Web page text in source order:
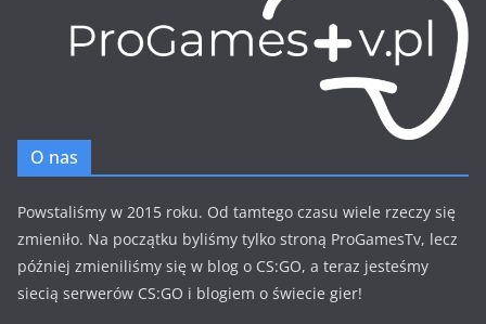
O nas
Powstaliśmy w 2015 roku. Od tamtego czasu wiele rzeczy się
zmieniło. Na początku byliśmy tylko stroną ProGamesTv, lecz
później zmieniliśmy się w blog o CS:GO, a teraz jesteśmy
siecią serwerów CS:GO i blogiem o świecie gier!